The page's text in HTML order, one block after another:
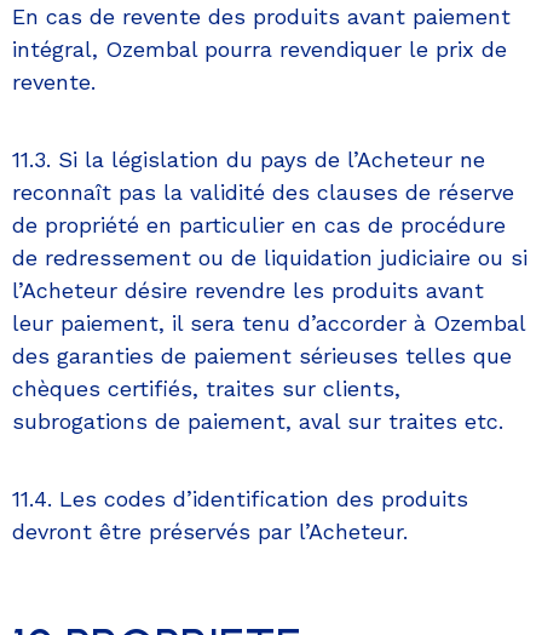
En cas de revente des produits avant paiement
intégral, Ozembal pourra revendiquer le prix de
revente.
11.3. Si la législation du pays de l’Acheteur ne
reconnaît pas la validité des clauses de réserve
de propriété en particulier en cas de procédure
de redressement ou de liquidation judiciaire ou si
l’Acheteur désire revendre les produits avant
leur paiement, il sera tenu d’accorder à Ozembal
des garanties de paiement sérieuses telles que
chèques certifiés, traites sur clients,
subrogations de paiement, aval sur traites etc.
11.4. Les codes d’identification des produits
devront être préservés par l’Acheteur.